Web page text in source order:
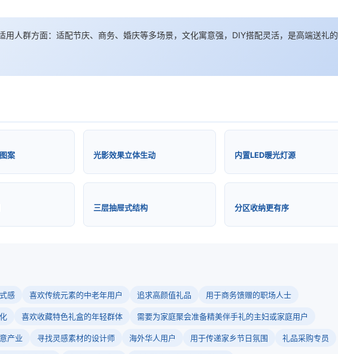
用人群方面：适配节庆、商务、婚庆等多场景，文化寓意强，DIY搭配灵活，是高端送礼的
案 光影效果立体生动 内置LED暖光灯源
三层抽屉式结构 分区收纳更有序
感 喜欢传统元素的中老年用户 追求高颜值礼品 用于商务馈赠的职场人士
喜欢收藏特色礼盒的年轻群体 需要为家庭聚会准备精美伴手礼的主妇或家庭用户
产业 寻找灵感素材的设计师 海外华人用户 用于传递家乡节日氛围 礼品采购专员